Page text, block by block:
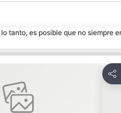
tanto, es posible que no siempre
favoritos